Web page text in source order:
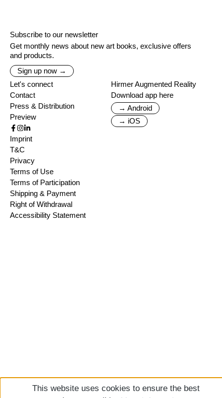
Subscribe to our newsletter
Get monthly news about new art books, exclusive offers
and products.
Sign up now →
Let's connect
Contact
Press & Distribution
Preview
Hirmer Augmented Reality
Download app here
→ Android
→ iOS
Imprint
T&C
Privacy
Terms of Use
Terms of Participation
Shipping & Payment
Right of Withdrawal
Accessibility Statement
This website uses cookies to ensure the best